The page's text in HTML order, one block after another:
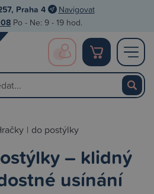
Praha 4 Navigovat
Po - Ne: 9 - 19 hod.
| do postýlky
– klidný
usínání